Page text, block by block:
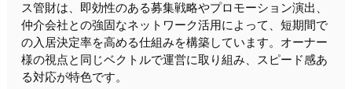
ス管財は、即効性のある募集戦略やプロモーション演出、
仲介会社との強固なネットワーク活用によって、短期間で
の入居決定率を高める仕組みを構築しています。オーナー
様の視点と同じベクトルで運営に取り組み、スピード感あ
る対応が特色です。